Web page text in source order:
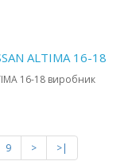
ALTIMA 16-18
16-18 виробник
9 >
>|